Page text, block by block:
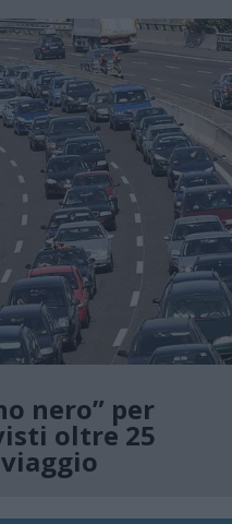
nero” per
oltre 25